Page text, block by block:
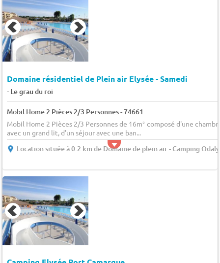
Domaine résidentiel de Plein air Elysée - Samedi
- Le grau du roi
Mobil Home 2 Pièces 2/3 Personnes - 74661
Mobil Home 2 Pièces 2/3 Personnes de 16m² composé d'une
avec un grand lit, d'un séjour avec une ban...
Location située à 0.2 km de Domaine de plein air - Camping